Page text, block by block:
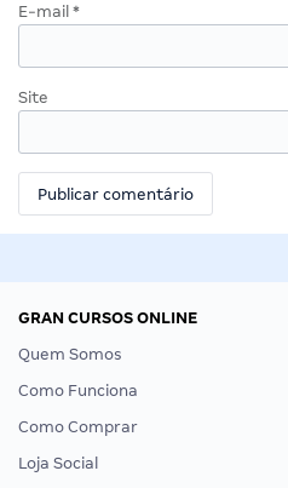
E-mail *
Site
GRAN CURSOS ONLINE
Quem Somos
Como Funciona
Como Comprar
Loja Social